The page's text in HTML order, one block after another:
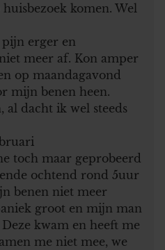
komen. Wel
erger en
meer af. Kon amper
op maandagavond
mijn benen heen.
al dacht ik wel steeds
toch maar geprobeerd
ochtend rond 5uur
benen niet meer
groot en mijn man
kwam en heeft me
me niet mee, we